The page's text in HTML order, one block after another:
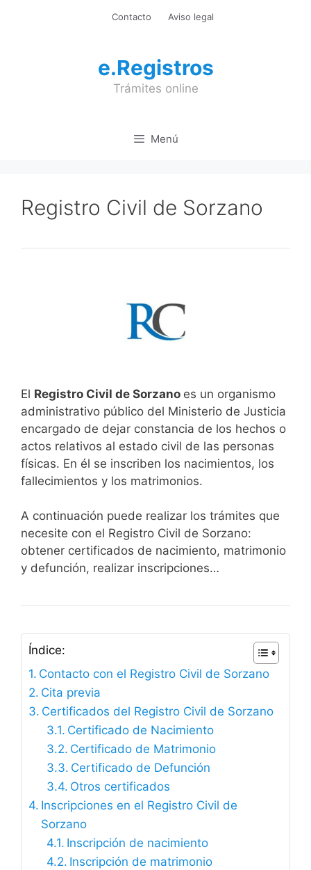
Contacto Aviso legal
e.Registros
Trámites online
Menú
Registro Civil de Sorzano
El Registro Civil de Sorzano es un organismo
administrativo público del Ministerio de Justicia
encargado de dejar constancia de los hechos o
actos relativos al estado civil de las personas
físicas. En él se inscriben los nacimientos, los
fallecimientos y los matrimonios.
A continuación puede realizar los trámites que
necesite con el Registro Civil de Sorzano:
obtener certificados de nacimiento, matrimonio
y defunción, realizar inscripciones…
Índice:
Contacto con el Registro Civil de Sorzano
Cita previa
Certificados del Registro Civil de Sorzano
Certificado de Nacimiento
Certificado de Matrimonio
Certificado de Defunción
Otros certificados
Inscripciones en el Registro Civil de
Sorzano
Inscripción de nacimiento
Inscripción de matrimonio